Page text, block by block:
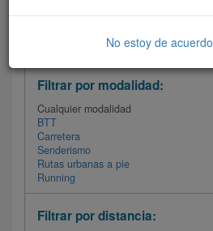
Filtrar las rutas
Filtrar por modalidad:
Cualquier modalidad
BTT
Carretera
Senderismo
Rutas urbanas a pie
Running
Filtrar por distancia:
No estoy de acuerdo